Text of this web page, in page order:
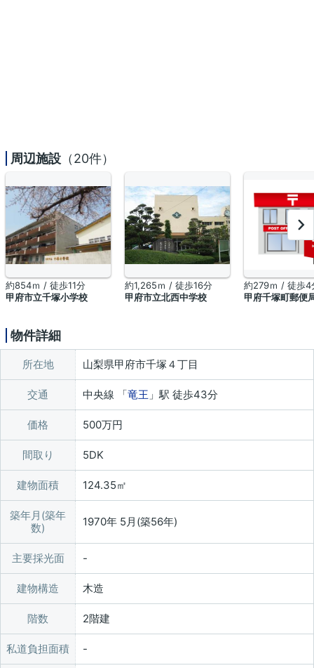
周辺施設 （20件）
約854ｍ / 徒歩11分
甲府市立千塚小学校
約1,265ｍ / 徒歩16分
甲府市立北西中学校
約279ｍ / 徒歩4
甲府千塚町郵便
物件詳細
所在地 山梨県甲府市千塚４丁目
交通 中央線 「竜王 」駅 徒歩43分
価格 500万円
間取り 5DK
建物面積 124.35㎡
築年月(築年
数)
1970年 5月(築56年)
主要採光面
建物構造 木造
階数 2階建
私道負担面積